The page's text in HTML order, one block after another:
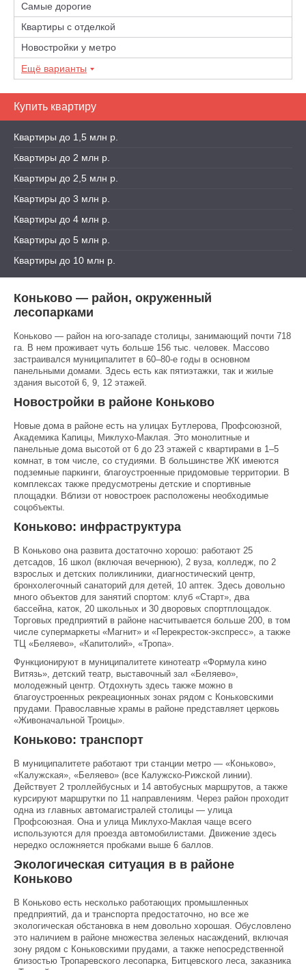
Самые дорогие
Квартиры с отделкой
Новостройки у метро
Ещё варианты
Купить квартиру
Квартиры до 1,5 млн р.
Квартиры до 2 млн р.
Квартиры до 2,5 млн р.
Квартиры до 3 млн р.
Квартиры до 4 млн р.
Квартиры до 5 млн р.
Квартиры до 10 млн р.
Коньково — район, окруженный
лесопарками
Коньково — район на юго-западе столицы, занимающий почти 718
га. В нем проживает чуть больше 156 тыс. человек. Массово
застраивался муниципалитет в 60–80-е годы в основном
панельными домами. Здесь есть как пятиэтажки, так и жилые
здания высотой 6, 9, 12 этажей.
Новостройки в районе Коньково
Новые дома в районе есть на улицах Бутлерова, Профсоюзной,
Академика Капицы, Миклухо-Маклая. Это монолитные и
панельные дома высотой от 6 до 23 этажей с квартирами в 1–5
комнат, в том числе, со студиями. В большинстве ЖК имеются
подземные паркинги, благоустроенные придомовые территории. В
комплексах также предусмотрены детские и спортивные
площадки. Вблизи от новостроек расположены необходимые
соцобъекты.
Коньково: инфраструктура
В Коньково она развита достаточно хорошо: работают 25
детсадов, 16 школ (включая вечернюю), 2 вуза, колледж, по 2
взрослых и детских поликлиники, диагностический центр,
бронхолегочный санаторий для детей, 10 аптек. Здесь довольно
много объектов для занятий спортом: клуб «Старт», два
бассейна, каток, 20 школьных и 30 дворовых спортплощадок.
Торговых предприятий в районе насчитывается больше 200, в том
числе супермаркеты «Магнит» и «Перекресток-экспресс», а также
ТЦ «Беляево», «Капитолий», «Тропа».
Функционируют в муниципалитете кинотеатр «Формула кино
Витязь», детский театр, выставочный зал «Беляево»,
молодежный центр. Отдохнуть здесь также можно в
благоустроенных рекреационных зонах рядом с Коньковскими
прудами. Православные храмы в районе представляет церковь
«Живоначальной Троицы».
Коньково: транспорт
В муниципалитете работают три станции метро — «Коньково»,
«Калужская», «Беляево» (все Калужско-Рижской линии).
Действует 2 троллейбусных и 14 автобусных маршрутов, а также
курсируют маршрутки по 11 направлениям. Через район проходит
одна из главных автомагистралей столицы — улица
Профсоюзная. Она и улица Миклухо-Маклая чаще всего
используются для проезда автомобилистами. Движение здесь
нередко осложняется пробками выше 6 баллов.
Экологическая ситуация в в районе
Коньково
В Коньково есть несколько работающих промышленных
предприятий, да и транспорта предостаточно, но все же
экологическая обстановка в нем довольно хорошая. Обусловлено
это наличием в районе множества зеленых насаждений, включая
зону рядом с Коньковскими прудами, а также непосредственной
близостью Тропаревского лесопарка, Битцевского леса, заказника